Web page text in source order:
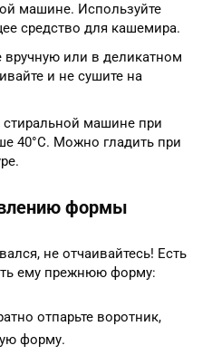
машине. Используйте
средство для кашемира.
вручную или в деликатном
и не сушите на
стиральной машине при
40°C. Можно гладить при
формы
не отчаивайтесь! Есть
ему прежнюю форму:
отпарьте воротник,
форму.